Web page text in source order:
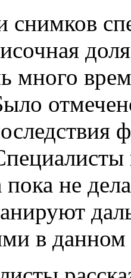
снимков
много
пока не
в